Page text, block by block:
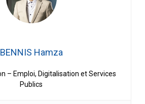
BENNIS Hamza
– Emploi, Digitalisation et Services
Publics